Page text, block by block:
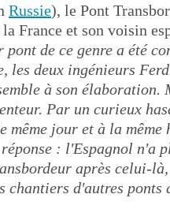
Russie), le Pont
France et son voisin
pont de ce genre a été
les deux ingénieurs
à son élaboration.
Par un curieux
même jour et à la
réponse : l'Espagnol n'a
après celui-
d'autres ponts